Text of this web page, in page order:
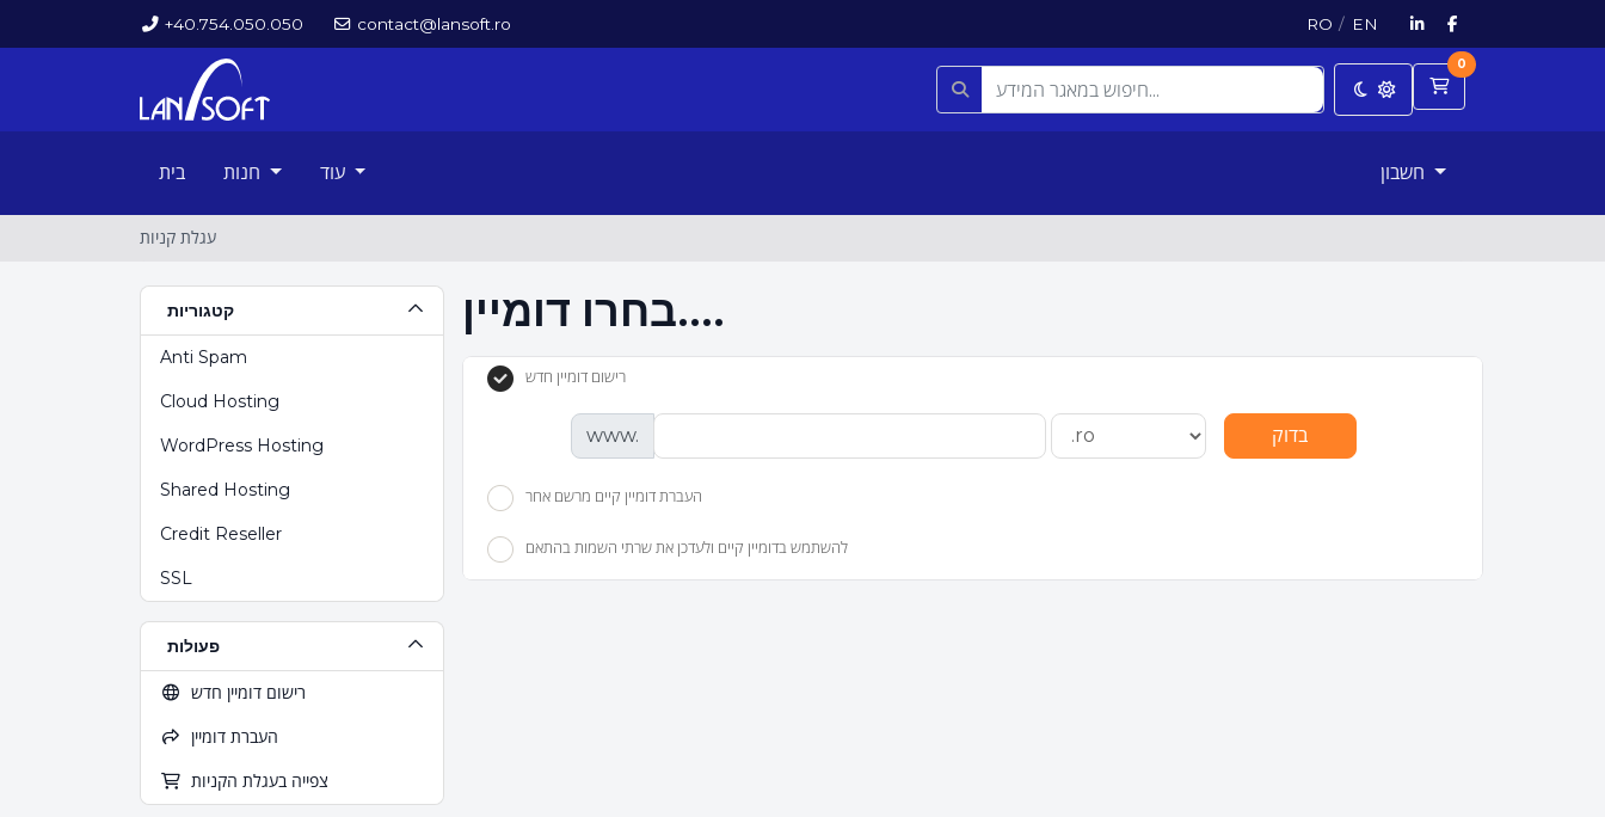
+40.754.050.050 contact@lansoft.ro RO / EN
0
עגלת קניות
בית עוד
עגלת קניות
קטגוריות
Anti Spam
Cloud Hosting
WordPress Hosting
Shared Hosting
Credit Reseller
SSL
פעולות
רישום דומיין חדש
העברת דומיין
צפייה בעגלת הקניות
בחרו דומיין....
רישום דומיין חדש
www. בדוק
העברת דומיין קיים מרשם אחר
להשתמש בדומיין קיים ולעדכן את שרתי השמות בהתאם